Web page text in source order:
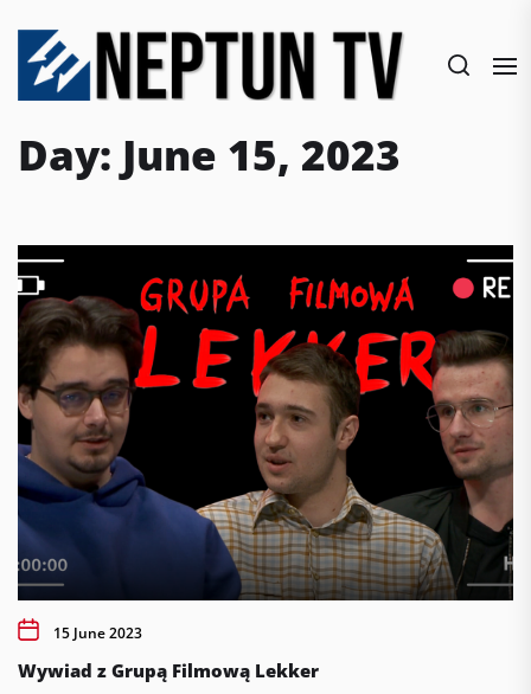
content
Day: June 15, 2023
15 June 2023
Wywiad z Grupą Filmową Lekker